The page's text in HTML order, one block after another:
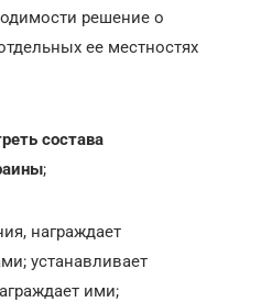
решение о
ее местностях
состава
;
награждает
устанавливает
ими;